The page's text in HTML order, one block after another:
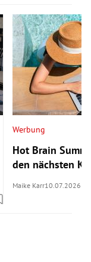
Werbung
Hot Brain
den nächsten
Maike Karr10.07.2026